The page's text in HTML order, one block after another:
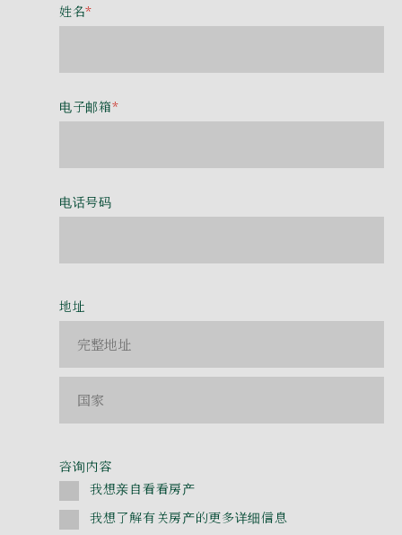
姓名*
电子邮箱*
电话号码
地址
咨询内容
我想亲自看看房产
我想了解有关房产的更多详细信息